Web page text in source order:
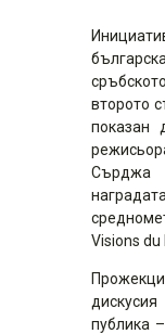
второто
показан
Сърджа
Visions du
публика